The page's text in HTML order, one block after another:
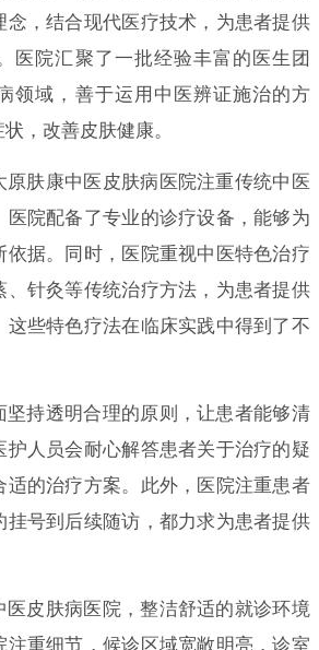
念，结合现代医疗技术，为患者提供
医院汇聚了一批经验丰富的医生团
领域，善于运用中医辨证施治的方
，改善皮肤健康。
原肤康中医皮肤病医院注重传统中医
医院配备了专业的诊疗设备，能够为
依据。同时，医院重视中医特色治疗
、针灸等传统治疗方法，为患者提供
这些特色疗法在临床实践中得到了不
坚持透明合理的原则，让患者能够清
护人员会耐心解答患者关于治疗的疑
适的治疗方案。此外，医院注重患者
挂号到后续随访，都力求为患者提供
医皮肤病医院，整洁舒适的就诊环境
注重细节，候诊区域宽敞明亮，诊室